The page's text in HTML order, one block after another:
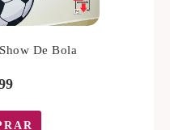
De Bola